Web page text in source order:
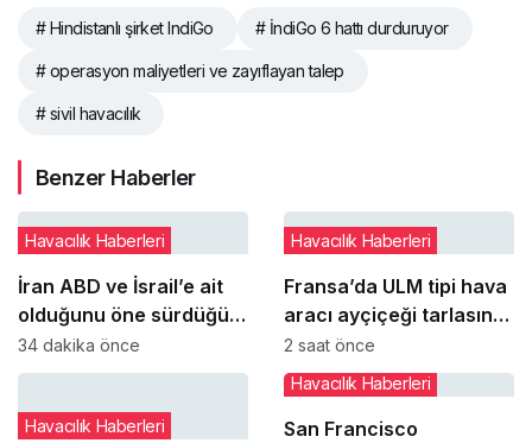
# Hindistanlı şirket IndiGo # İndiGo 6 hattı durduruyor
# operasyon maliyetleri ve zayıflayan talep
# sivil havacılık
Benzer Haberler
İran ABD ve İsrail’e ait
olduğunu öne sürdüğü
hava araçlarının
enkazlarını sergiledi
Havacılık Haberleri
34 dakika önce
Fransa’da ULM tipi hava
aracı ayçiçeği tarlasına
‘paraşüt sistemini’
açarak indi
Havacılık Haberleri
2 saat önce
Havacılık Haberleri
San Francisco
Havacılık Haberleri